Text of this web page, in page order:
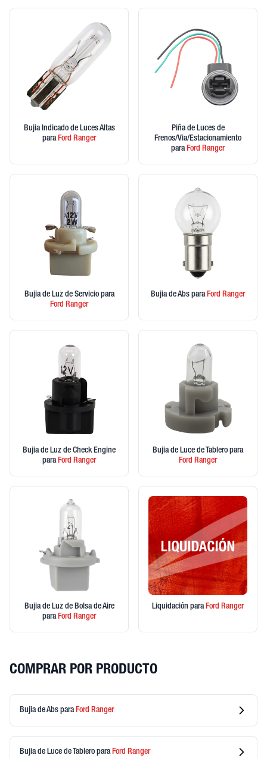
Bujia Indicado de Luces Altas
paraFord Ranger
Piña de Luces de
Frenos/Via/Estacionamiento
paraFord Ranger
Bujia de Luz de Servicio para
Ford Ranger
Bujia de Abs paraFord Ranger
Bujia de Luz de Check Engine
paraFord Ranger
Bujia de Luce de Tablero para
Ford Ranger
Bujia de Luz de Bolsa de Aire
paraFord Ranger
Liquidación paraFord Ranger
COMPRAR POR PRODUCTO
Bujia de Abs para Ford Ranger
Bujia de Luce de Tablero para Ford Ranger